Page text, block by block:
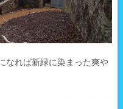
なれば新緑に染まった爽や